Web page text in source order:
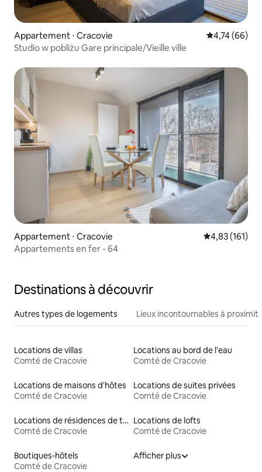
Appartement ⋅ Cracovie Évaluation
4,74 (66)
Studio w pobliżu Gare principale/Vieille ville
Appartement ⋅ Cracovie Évaluation
4,83 (161)
Appartements en fer - 64
Destinations à découvrir
Autres types de logements Lieux incontournables à
Locations de villas
Comté de Cracovie
Locations au bord de l'eau
Comté de Cracovie
Locations de maisons d'hôtes
Comté de Cracovie
Locations de suites privées
Comté de Cracovie
Locations de résidences de tourisme
Comté de Cracovie
Locations de lofts
Comté de Cracovie
Boutiques-hôtels
Comté de Cracovie
Afficher plus